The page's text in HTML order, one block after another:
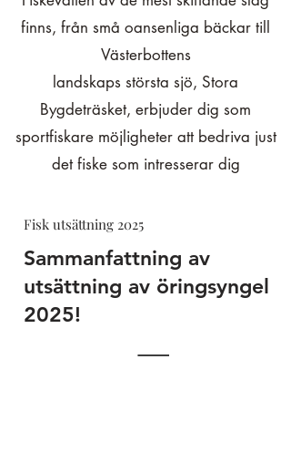
finns, från små oansenliga bäckar till
Västerbottens
landskaps största sjö, Stora
Bygdeträsket, erbjuder dig som
sportfiskare möjligheter att bedriva just
det fiske som intresserar dig
Fisk utsättning 2025
Sammanfattning av
utsättning av öringsyngel
2025!